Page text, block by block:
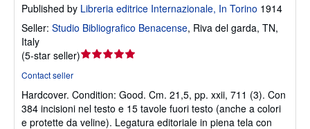
Published by Libreria editrice Internazionale, In Torino 1914
Seller: Studio Bibliografico Benacense, Riva del garda, TN,
Italy
(5-star seller)Seller
out
of
5
Contact seller
Hardcover. Condition: Good. Cm. 21,5, pp. xxii, 711 (3). Con
384 incisioni nel testo e 15 tavole fuori testo (anche a colori
e protette da veline). Legatura editoriale in piena tela con